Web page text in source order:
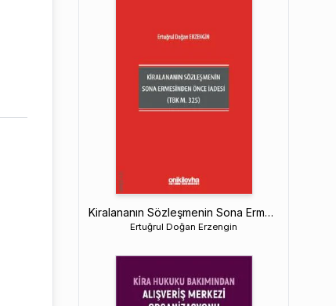
Kiralananın Sözleşmenin Sona Ermesinden Önce İadesi (TBK M. 325)
Ertuğrul Doğan Erzengin